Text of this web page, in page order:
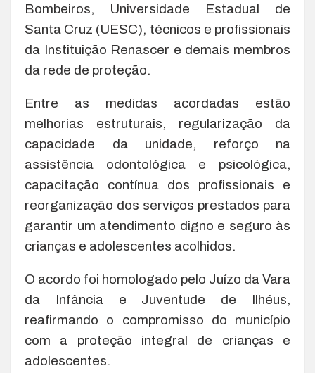
Bombeiros, Universidade Estadual de
Santa Cruz (UESC), técnicos e profissionais
da Instituição Renascer e demais membros
da rede de proteção.
Entre as medidas acordadas estão
melhorias estruturais, regularização da
capacidade da unidade, reforço na
assistência odontológica e psicológica,
capacitação contínua dos profissionais e
reorganização dos serviços prestados para
garantir um atendimento digno e seguro às
crianças e adolescentes acolhidos.
O acordo foi homologado pelo Juízo da Vara
da Infância e Juventude de Ilhéus,
reafirmando o compromisso do município
com a proteção integral de crianças e
adolescentes.